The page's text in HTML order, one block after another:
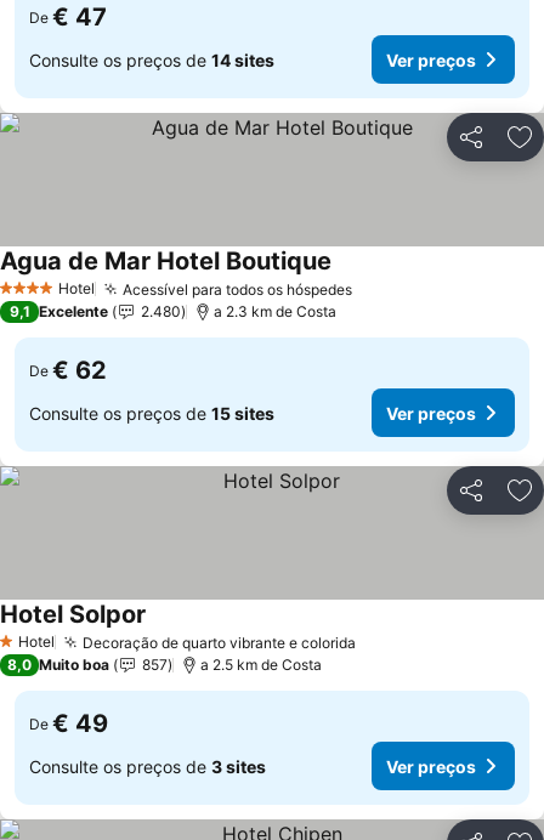
De € 47
Consulte os preços de 14 sites Ver preços
Partilhar
4 EstrelasHotel Acessível para todos os hóspedes
Agua de Mar Hotel Boutique
9,1 Excelente 2.480 a 2.3 km de Costa
De € 62
Consulte os preços de 15 sites Ver preços
Partilhar
1 Estrelas
Hotel Decoração de quarto vibrante e colorida
Hotel Solpor
8,0 Muito boa 857 a 2.5 km de Costa
De € 49
Consulte os preços de 3 sites Ver preços